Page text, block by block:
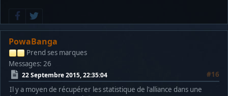
PowaBanga
Prend ses marques
Messages: 26
22 Septembre 2015, 22:35:04
#16
Il y a moyen de récupérer les statistique de l'alliance dans une